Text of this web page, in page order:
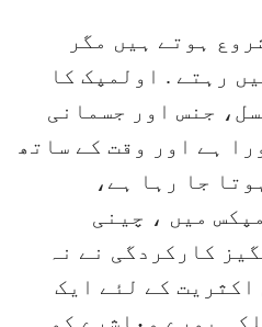
ہوتے ہیں مگر
رہتے . اولمپک کا
جنس اور جسمانی
ہے اور وقت کے ساتھ
جا رہا ہے،
میں ، چینی
کارکردگی نے نہ
کے لئے ایک
پورے معاشرے کو